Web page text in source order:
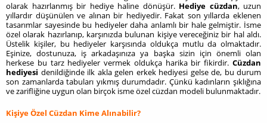
olarak hazırlanmış bir hediye haline dönüşür. Hediye cüzdan, uzun
yıllardır düşünülen ve alınan bir hediyedir. Fakat son yıllarda eklenen
tasarımlar sayesinde bu hediyeler daha anlamlı bir hale gelmiştir. İsme
özel olarak hazırlanıp, karşınızda bulunan kişiye vereceğiniz bir hal aldı.
Üstelik kişiler, bu hediyeler karşısında oldukça mutlu da olmaktadır.
Eşinize, dostunuza, iş arkadaşınıza ya başka sizin için önemli olan
herkese bu tarz hediyeler vermek oldukça harika bir fikirdir. Cüzdan
hediyesi denildiğinde ilk akla gelen erkek hediyesi gelse de, bu durum
son zamanlarda tabuları yıkmış durumdadır. Çünkü kadınların şıklığına
ve zarifliğine uygun olan birçok isme özel cüzdan modeli bulunmaktadır.
Kişiye Özel Cüzdan Kime Alınabilir?